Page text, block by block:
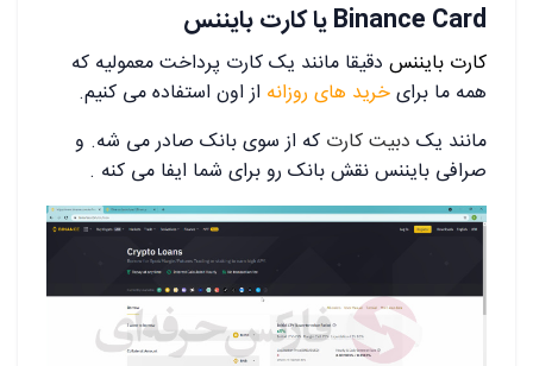
Binance Card یا کارت بایننس
کارت بایننس دقیقا مانند یک کارت پرداخت معمولیه که
همه ما برایخرید های روزانه از اون استفاده می کنیم.
مانند یک دبیت کارت که از سوی بانک صادر می شه. و
صرافی بایننس نقش بانک رو برای شما ایفا می کنه .